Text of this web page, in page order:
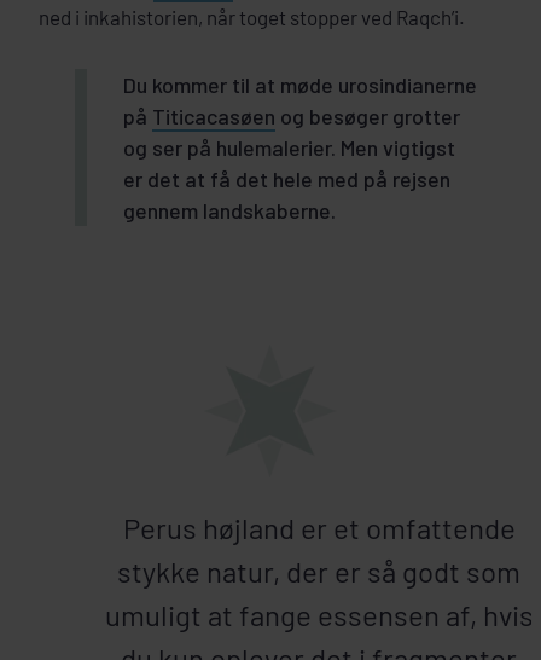
ned i inkahistorien, når toget stopper ved Raqch’i.
Du kommer til at møde urosindianerne
på Titicacasøen og besøger grotter
og ser på hulemalerier. Men vigtigst
er det at få det hele med på rejsen
gennem landskaberne.
Perus højland er et omfattende
stykke natur, der er så godt som
umuligt at fange essensen af, hvis